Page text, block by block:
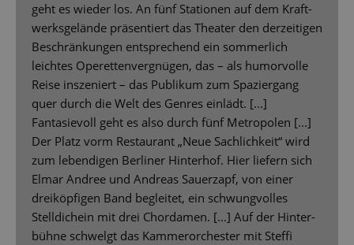
geht es wieder los. An fünf Stationen auf dem Kraft-
werksgelände präsentiert das Theater den derzeitigen
Beschränkungen entsprechend ein sommerlich
leichtes Operettenvergnügen, das – als humorvolle
Reise inszeniert – das Publikum zum Spaziergang
quer durch die Welt des Genres einlädt. [...]
Fantasievoll geht es also durch fünf Metropolen [...]
Der Platz vorm Restaurant „Neue Sachlichkeit“ wird
zum lebendigen Berliner Hinterhof. Hier liefern sich
Elmar Andree und Andreas Sauerzapf, von einer
dreiköpfigen Band begleitet, ein schwungvolles
Stelldichein mit drei Chordamen. [...] Auf der Hinter-
bühne schwelgt das Kammerorchester mit Steffi